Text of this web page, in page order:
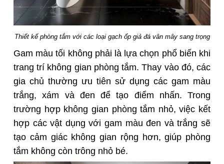
Thiết kế phòng tắm với các loại gạch ốp giả đá vân mây sang trọng
Gam màu tối không phải là lựa chọn phổ biến khi
trang trí không gian phòng tắm. Thay vào đó, các
gia chủ thường ưu tiên sử dụng các gam màu
trắng, xám và đen để tạo điểm nhấn. Trong
trường hợp không gian phòng tắm nhỏ, việc kết
hợp các vật dụng với gam màu đen và trắng sẽ
tạo cảm giác không gian rộng hơn, giúp phòng
tắm không còn trông nhỏ bé.